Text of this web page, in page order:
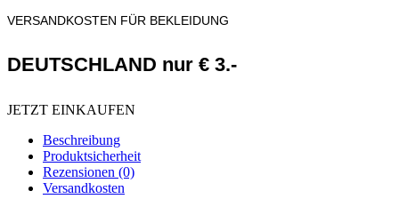
VERSANDKOSTEN FÜR BEKLEIDUNG
DEUTSCHLAND nur € 3.-
JETZT EINKAUFEN
Beschreibung
Produktsicherheit
Rezensionen (0)
Versandkosten